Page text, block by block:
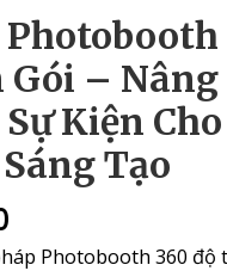
– Nâng
Kiện Cho
Tạo
Photobooth 360 độ